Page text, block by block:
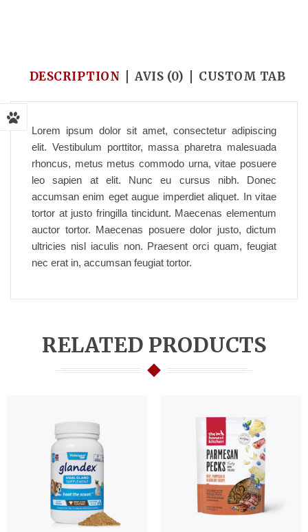
DESCRIPTION AVIS (0) CUSTOM TAB
Lorem ipsum dolor sit amet, consectetur adipiscing
elit. Vestibulum porttitor, massa pharetra malesuada
rhoncus, metus metus commodo urna, vitae posuere
leo sapien at elit. Nunc eu cursus nibh. Donec
accumsan enim eget augue imperdiet aliquet. In vitae
tortor at justo fringilla tincidunt. Maecenas elementum
auctor tortor. Maecenas posuere dolor justo, dictum
ultricies nisl iaculis non. Praesent orci quam, feugiat
nec erat in, accumsan feugiat tortor.
RELATED PRODUCTS